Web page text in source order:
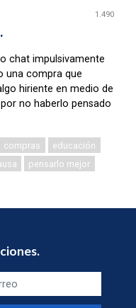
1.490
chat impulsivamente
una compra que
hiriente en medio de
no haberlo pensado
compras
educación
pensarlo mejor